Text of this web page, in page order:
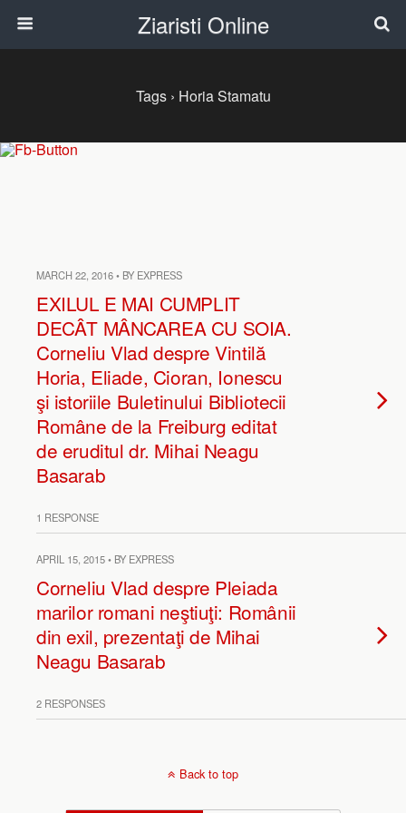
Ziaristi Online
Tags › Horia Stamatu
MARCH 22, 2016 • BY EXPRESS
EXILUL E MAI CUMPLIT
DECÂT MÂNCAREA CU SOIA.
Corneliu Vlad despre Vintilă
Horia, Eliade, Cioran, Ionescu
şi istoriile Buletinului Bibliotecii
Române de la Freiburg editat
de eruditul dr. Mihai Neagu
Basarab
1 RESPONSE
APRIL 15, 2015 • BY EXPRESS
Corneliu Vlad despre Pleiada
marilor romani neştiuţi: Românii
din exil, prezentaţi de Mihai
Neagu Basarab
2 RESPONSES
Back to top